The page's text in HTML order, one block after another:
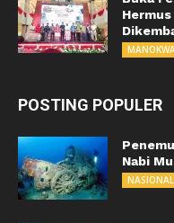
POSTING POPULER
Nabi
NASIONAL